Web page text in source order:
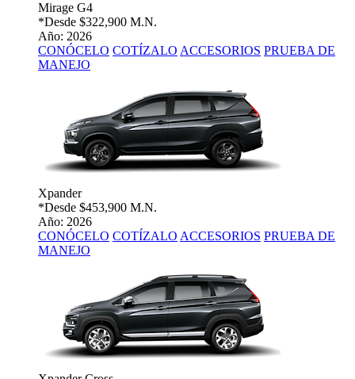
Mirage G4
*Desde $322,900 M.N.
Año: 2026
CONÓCELO COTÍZALO ACCESORIOS PRUEBA DE
MANEJO
Xpander
*Desde $453,900 M.N.
Año: 2026
CONÓCELO COTÍZALO ACCESORIOS PRUEBA DE
MANEJO